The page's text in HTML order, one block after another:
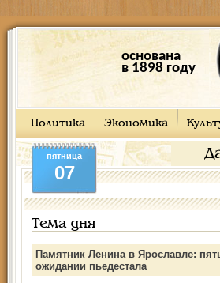
основана
в 1898 году
Политика Экономика
пятница
07
Тема дня
Памятник Ленина в Ярославле:
ожидании пьедестала